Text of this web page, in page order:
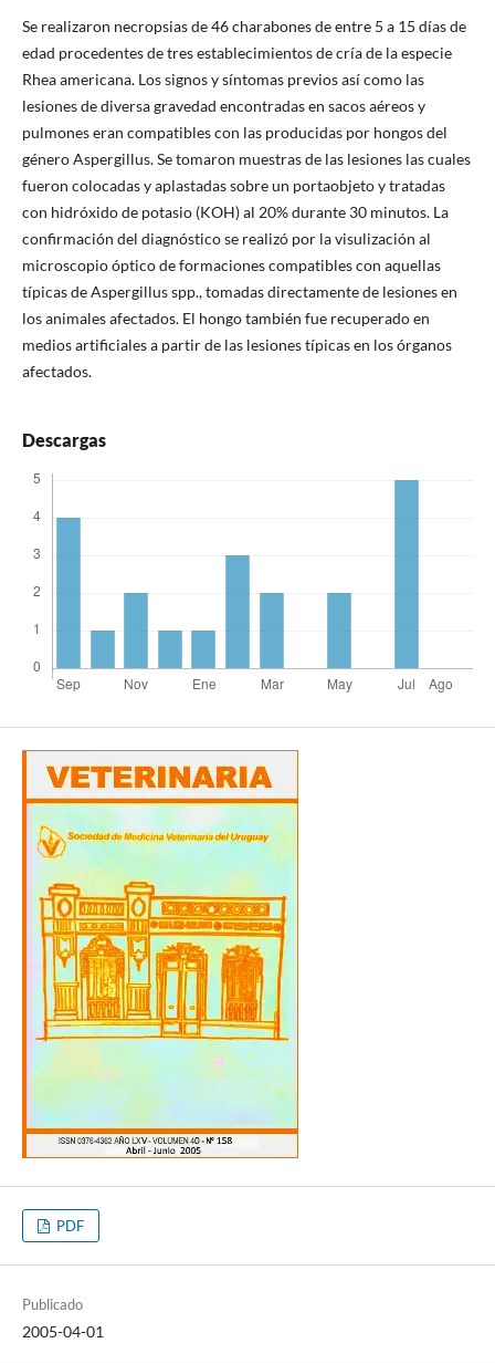
Se realizaron necropsias de 46 charabones de entre 5 a 15 días de
edad procedentes de tres establecimientos de cría de la especie
Rhea americana. Los signos y síntomas previos así como las
lesiones de diversa gravedad encontradas en sacos aéreos y
pulmones eran compatibles con las producidas por hongos del
género Aspergillus. Se tomaron muestras de las lesiones las cuales
fueron colocadas y aplastadas sobre un portaobjeto y tratadas
con hidróxido de potasio (KOH) al 20% durante 30 minutos. La
confirmación del diagnóstico se realizó por la visulización al
microscopio óptico de formaciones compatibles con aquellas
típicas de Aspergillus spp., tomadas directamente de lesiones en
los animales afectados. El hongo también fue recuperado en
medios artificiales a partir de las lesiones típicas en los órganos
afectados.
Descargas
PDF
Publicado
2005-04-01